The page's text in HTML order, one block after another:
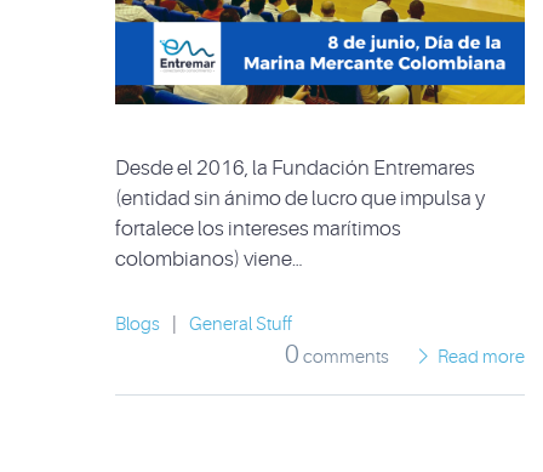
Desde el 2016, la Fundación Entremares
(entidad sin ánimo de lucro que impulsa y
fortalece los intereses marítimos
colombianos) viene…
Blogs General Stuff
0 comments Read more